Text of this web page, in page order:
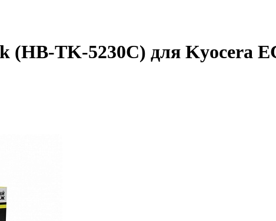
(HB-TK-5230C) для Kyocera